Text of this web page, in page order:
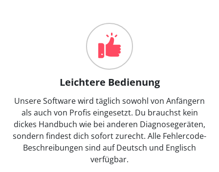
Leichtere Bedienung
Unsere Software wird täglich sowohl von Anfängern
als auch von Profis eingesetzt. Du brauchst kein
dickes Handbuch wie bei anderen Diagnosegeräten,
sondern findest dich sofort zurecht. Alle Fehlercode-
Beschreibungen sind auf Deutsch und Englisch
verfügbar.